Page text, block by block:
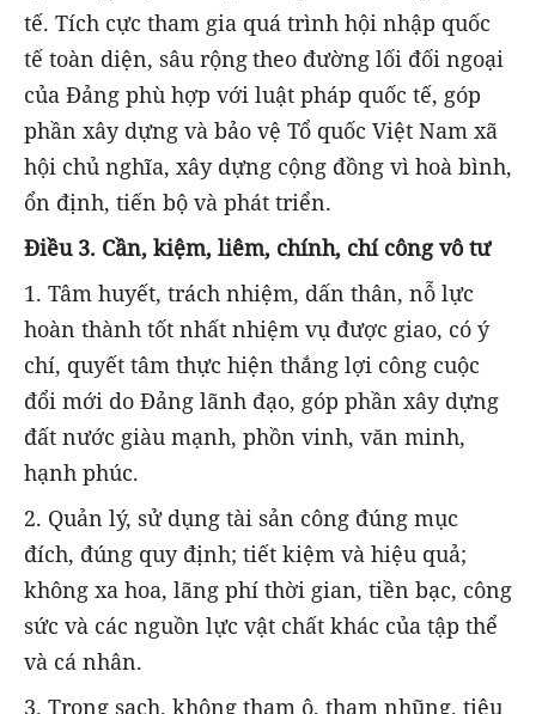
tế. Tích cực tham gia quá trình hội nhập quốc
tế toàn diện, sâu rộngtheo đường lối đối ngoại
của Đảng phù hợp với luật pháp quốc tế, góp
phần xây dựng và bảo vệ Tổ quốc Việt Nam xã
hội chủ nghĩa, xây dựng cộng đồng vì hoà bình,
ổn định, tiến bộ và phát triển.
Điều3. Cần, kiệm, liêm, chính, chí công vô tư
1. Tâm huyết, trách nhiệm, dấn thân, nỗ lực
hoàn thành tốt nhất nhiệm vụ được giao, có ý
chí, quyết tâm thực hiện thắng lợi công cuộc
đổi mới do Đảng lãnh đạo, góp phần xây dựng
đất nước giàu mạnh, phồn vinh, văn minh,
hạnh phúc.
2. Quản lý, sử dụng tài sản công đúng mục
đích, đúng quy định; tiết kiệm và hiệu quả;
không xa hoa, lãng phí thời gian, tiền bạc, công
sức và các nguồn lực vật chất khác của tập thể
và cá nhân.
3. Trong sạch, không tham ô, tham nhũng, tiêu